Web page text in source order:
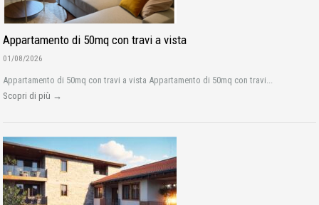
Appartamento di 50mq con travi a vista
01/08/2026
Appartamento di 50mq con travi a vista Appartamento di 50mq con travi...
Scopri di più →